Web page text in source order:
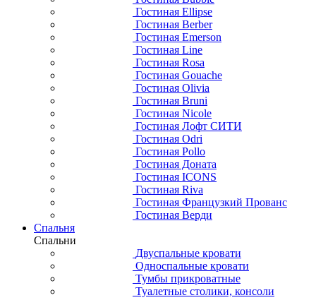
Гостиная Ellipse
Гостиная Berber
Гостиная Emerson
Гостиная Line
Гостиная Rosa
Гостиная Gouache
Гостиная Olivia
Гостиная Bruni
Гостиная Nicole
Гостиная Лофт СИТИ
Гостиная Odri
Гостиная Pollo
Гостиная Доната
Гостиная ICONS
Гостиная Riva
Гостиная Французкий Прованс
Гостиная Верди
Спальня
Спальни
Двуспальные кровати
Односпальные кровати
Тумбы прикроватные
Туалетные столики, консоли